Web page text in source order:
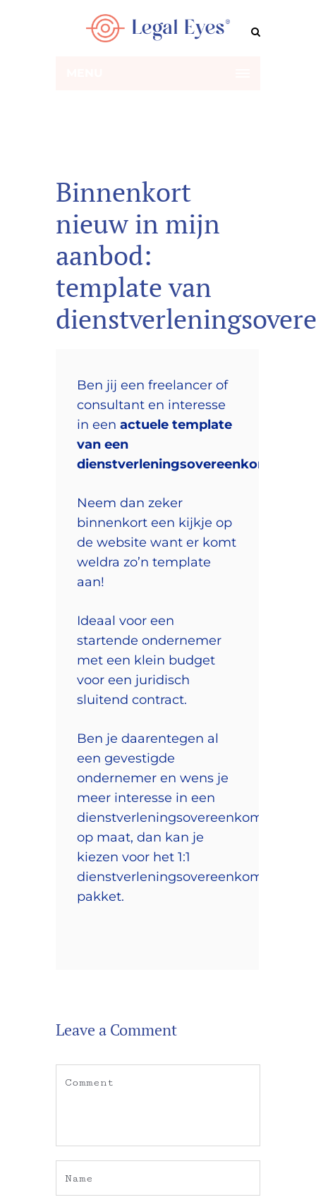
Binnenkort
nieuw in mijn
aanbod:
template van
Ben jij een freelancer of
consultant en interesse
in een actuele template
van een
dienstverleningsovereenkomst
Neem dan zeker
binnenkort een kijkje op
de website want er komt
weldra zo’n template
aan!
Ideaal voor een
startende ondernemer
met een klein budget
voor een juridisch
sluitend contract.
Ben je daarentegen al
een gevestigde
ondernemer en wens je
meer interesse in een
dienstverleningsovereenkomst
op maat, dan kan je
kiezen voor het 1:1
dienstverleningsovereenkomst
pakket.
Leave a Comment